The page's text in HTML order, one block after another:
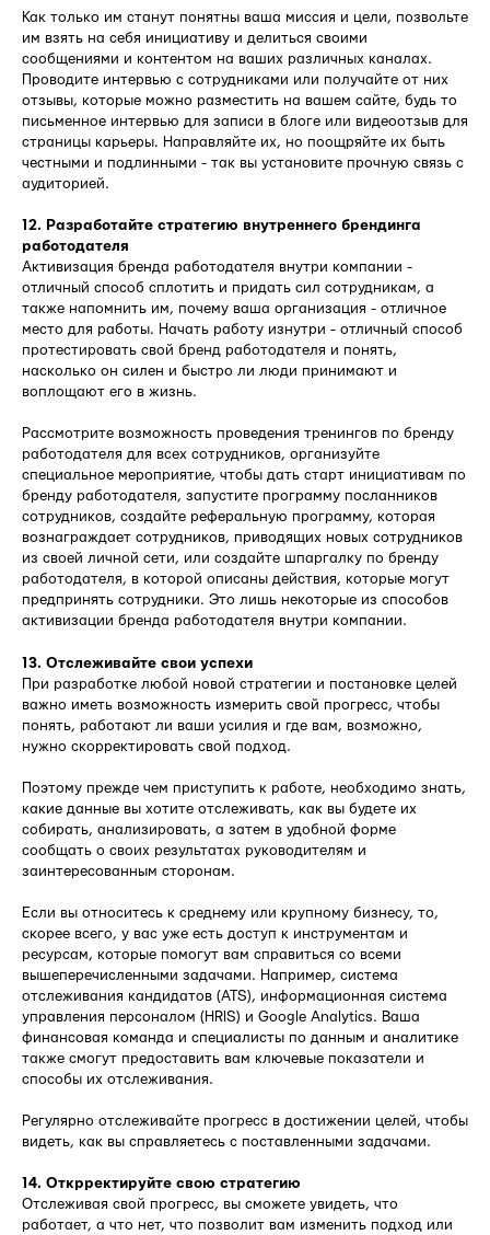
Как только им станут понятны ваша миссия и цели, позвольте
им взять на себя инициативу и делиться своими
сообщениями и контентом на ваших различных каналах.
Проводите интервью с сотрудниками или получайте от них
отзывы, которые можно разместить на вашем сайте, будь то
письменное интервью для записи в блоге или видеоотзыв для
страницы карьеры. Направляйте их, но поощряйте их быть
честными и подлинными - так вы установите прочную связь с
аудиторией.
12. Разработайте стратегию внутреннего брендинга
работодателя
Активизация бренда работодателя внутри компании -
отличный способ сплотить и придать сил сотрудникам, а
также напомнить им, почему ваша организация - отличное
место для работы. Начать работу изнутри - отличный способ
протестировать свой бренд работодателя и понять,
насколько он силен и быстро ли люди принимают и
воплощают его в жизнь.
Рассмотрите возможность проведения тренингов по бренду
работодателя для всех сотрудников, организуйте
специальное мероприятие, чтобы дать старт инициативам по
бренду работодателя, запустите программу посланников
сотрудников, создайте реферальную программу, которая
вознаграждает сотрудников, приводящих новых сотрудников
из своей личной сети, или создайте шпаргалку по бренду
работодателя, в которой описаны действия, которые могут
предпринять сотрудники. Это лишь некоторые из способов
активизации бренда работодателя внутри компании.
13. Отслеживайте свои успехи
При разработке любой новой стратегии и постановке целей
важно иметь возможность измерить свой прогресс, чтобы
понять, работают ли ваши усилия и где вам, возможно,
нужно скорректировать свой подход.
Поэтому прежде чем приступить к работе, необходимо знать,
какие данные вы хотите отслеживать, как вы будете их
собирать, анализировать, а затем в удобной форме
сообщать о своих результатах руководителям и
заинтересованным сторонам.
Если вы относитесь к среднему или крупному бизнесу, то,
скорее всего, у вас уже есть доступ к инструментам и
ресурсам, которые помогут вам справиться со всеми
вышеперечисленными задачами. Например, система
отслеживания кандидатов (ATS), информационная система
управления персоналом (HRIS) и Google Analytics. Ваша
финансовая команда и специалисты по данным и аналитике
также смогут предоставить вам ключевые показатели и
способы их отслеживания.
Регулярно отслеживайте прогресс в достижении целей, чтобы
видеть, как вы справляетесь с поставленными задачами.
14. Открректируйте свою стратегию
Отслеживая свой прогресс, вы сможете увидеть, что
работает, а что нет, что позволит вам изменить подход или